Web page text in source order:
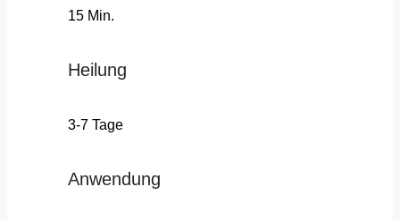
15 Min.
Heilung
3-7 Tage
Anwendung